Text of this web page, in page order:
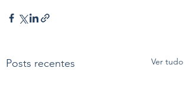
Posts recentes Ver tudo